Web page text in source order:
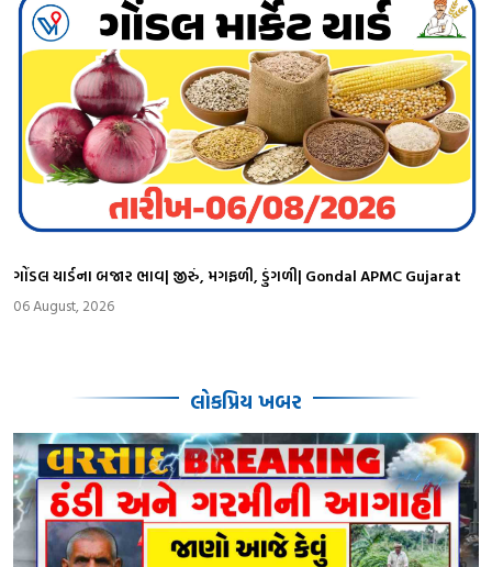
ગોંડલ યાર્ડના બજાર ભાવ| જીરું, મગફળી, ડુંગળી| Gondal APMC Gujarat
06 August, 2026
લોકપ્રિય ખબર